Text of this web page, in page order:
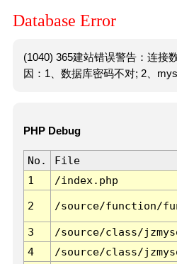
Database Error
(1040) 365建站错误警告：连接
因：1、数据库密码不对; 2、
PHP Debug
No. File
1
/index.php
2 /source/function/
3 /source/class/
4
/source/class/